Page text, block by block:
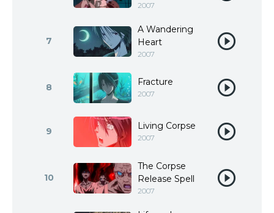
2007
7
A Wandering
Heart
2007
8 Fracture
2007
9 Living Corpse
2007
10
The Corpse
Release Spell
2007